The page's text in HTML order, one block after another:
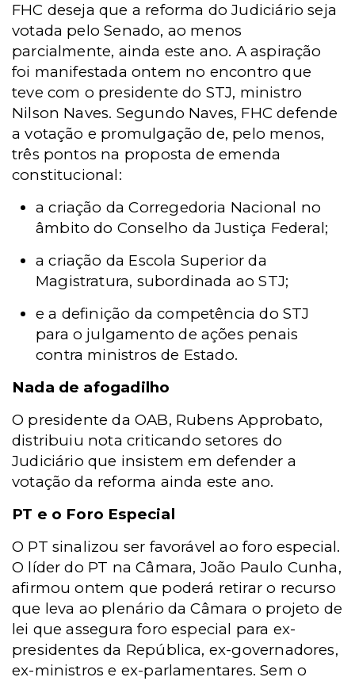
FHC deseja que a reforma do Judiciário seja
votada pelo Senado, ao menos
parcialmente, ainda este ano. A aspiração
foi manifestada ontem no encontro que
teve com o presidente do STJ, ministro
Nilson Naves. Segundo Naves, FHC defende
a votação e promulgação de, pelo menos,
três pontos na proposta de emenda
constitucional:
a criação da Corregedoria Nacional no
âmbito do Conselho da Justiça Federal;
a criação da Escola Superior da
Magistratura, subordinada ao STJ;
e a definição da competência do STJ
para o julgamento de ações penais
contra ministros de Estado.
Nada de afogadilho
O presidente da OAB, Rubens Approbato,
distribuiu nota criticando setores do
Judiciário que insistem em defender a
votação da reforma ainda este ano.
PT e o Foro Especial
O PT sinalizou ser favorável ao foro especial.
O líder do PT na Câmara, João Paulo Cunha,
afirmou ontem que poderá retirar o recurso
que leva ao plenário da Câmara o projeto de
lei que assegura foro especial para ex-
presidentes da República, ex-governadores,
ex-ministros e ex-parlamentares. Sem o